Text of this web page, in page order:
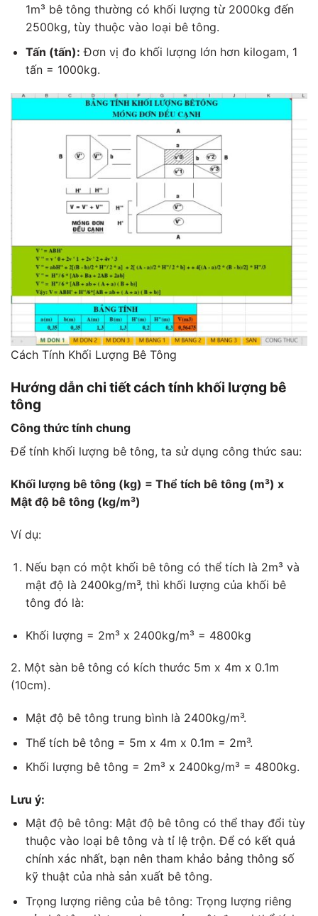
1m³ bê tông thường có khối lượng từ 2000kg đến
2500kg, tùy thuộc vào loại bê tông.
Tấn (tấn): Đơn vị đo khối lượng lớn hơn kilogam, 1
tấn = 1000kg.
Cách Tính Khối Lượng Bê Tông
Hướng dẫn chi tiết cách tính khối lượng bê
tông
Công thức tính chung
Để tính khối lượng bê tông, ta sử dụng công thức sau:
Khối lượng bê tông (kg) = Thể tích bê tông (m³) x
Mật độ bê tông (kg/m³)
Ví dụ:
Nếu bạn có một khối bê tông có thể tích là 2m³ và
mật độ là 2400kg/m³, thì khối lượng của khối bê
tông đó là:
Khối lượng = 2m³ x 2400kg/m³ = 4800kg
2. Một sàn bê tông có kích thước 5m x 4m x 0.1m
(10cm).
Mật độ bê tông trung bình là 2400kg/m³.
Thể tích bê tông = 5m x 4m x 0.1m = 2m³.
Khối lượng bê tông = 2m³ x 2400kg/m³ = 4800kg.
Lưu ý:
Mật độ bê tông: Mật độ bê tông có thể thay đổi tùy
thuộc vào loại bê tông và tỉ lệ trộn. Để có kết quả
chính xác nhất, bạn nên tham khảo bảng thông số
kỹ thuật của nhà sản xuất bê tông.
Trọng lượng riêng của bê tông: Trọng lượng riêng